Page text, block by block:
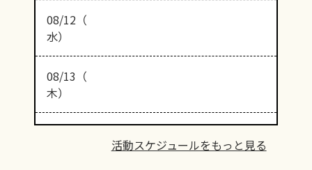
08/12（
水）
08/13（
木）
活動スケジュールをもっと見る